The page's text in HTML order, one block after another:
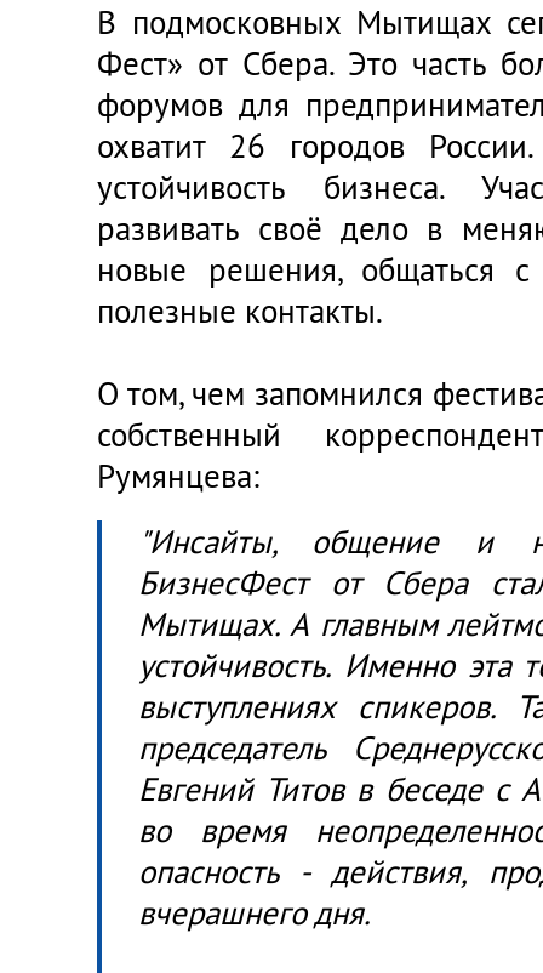
В подмосковных Мытищах
Фест» от Сбера. Это часть
форумов для
охватит 26 городов
устойчивость бизнеса.
развивать своё дело в
новые решения, общаться
полезные контакты.
О том, чем запомнился
собственный
Румянцева:
"Инсайты, общение и
БизнесФест от Сбера
Мытищах. А главным
устойчивость. Именно эта
выступлениях спикеров.
председатель
Евгений Титов в беседе с
во время
опасность - действия,
вчерашнего дня.